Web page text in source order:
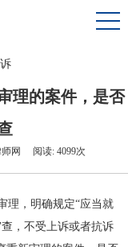
理的案件，是否
师网 阅读: 4099次
理，明确规定“应当就
，不受上诉或者抗诉